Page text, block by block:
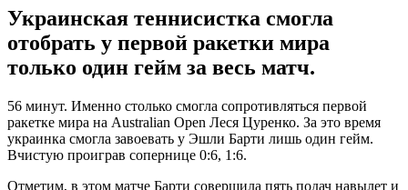
Украинская теннисистка смогла
отобрать у первой ракетки мира
только один гейм за весь матч.
56 минут. Именно столько смогла сопротивляться первой
ракетке мира на Australian Open Леся Цуренко. За это время
украинка смогла завоевать у Эшли Барти лишь один гейм.
Вчистую проиграв сопернице 0:6, 1:6.
Отметим, в этом матче Барти совершила пять подач навылет и